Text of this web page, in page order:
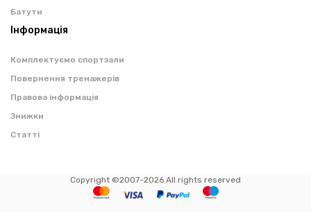
Батути
Інформація
Комплектуємо спортзали
Повернення тренажерів
Правова інформація
Знижки
Статті
Copyright ©2007-2026 All rights reserved